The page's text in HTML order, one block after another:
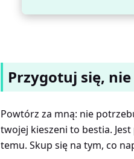
Przygotuj się,
Powtórz za mną: nie
twojej kieszeni to bestia.
temu. Skup się na tym, co